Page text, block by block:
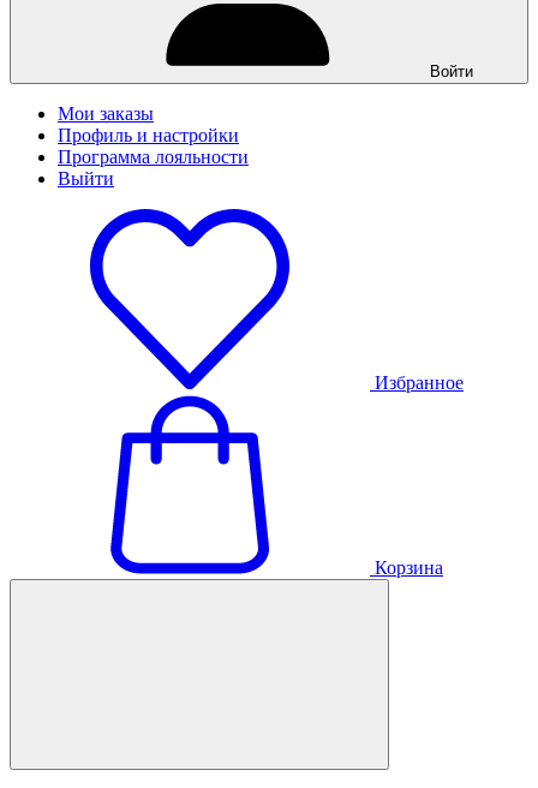
Войти
Мои заказы
Профиль и настройки
Программа лояльности
Выйти
Избранное
Корзина